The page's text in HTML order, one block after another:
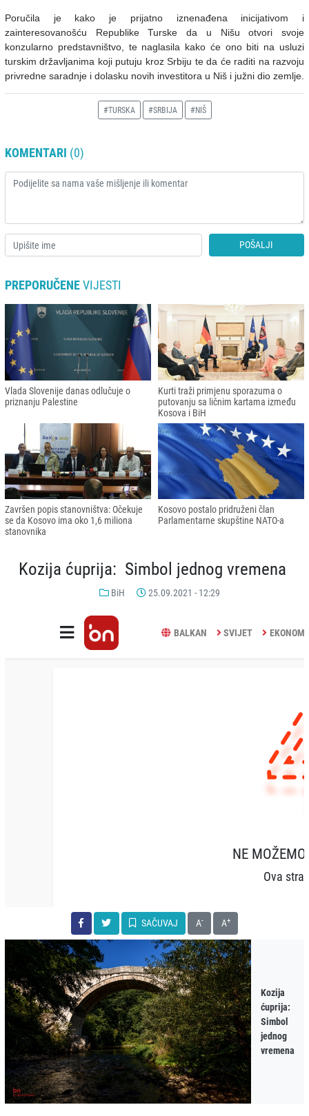
Poručila je kako je prijatno iznenađena inicijativom i
zainteresovanošću Republike Turske da u Nišu otvori svoje
konzularno predstavništvo, te naglasila kako će ono biti na usluzi
turskim državljanima koji putuju kroz Srbiju te da će raditi na razvoju
privredne saradnje i dolasku novih investitora u Niš i južni dio zemlje.
#TURSKA #SRBIJA #NIŠ
KOMENTARI (0)
POŠALJI
PREPORUČENEVIJESTI
Vlada Slovenije danas odlučuje o
priznanju Palestine
Kurti traži primjenu sporazuma o
putovanju sa ličnim kartama između
Kosova i BiH
Završen popis stanovništva: Očekuje
se da Kosovo ima oko 1,6 miliona
stanovnika
Kosovo postalo pridruženi član
Parlamentarne skupštine NATO-a
Kozija ćuprija: Simbol jednog vremena
BiH 25.09.2021 - 12:29
SAČUVAJ A- A+
Kozija
ćuprija:
Simbol
jednog
vremena